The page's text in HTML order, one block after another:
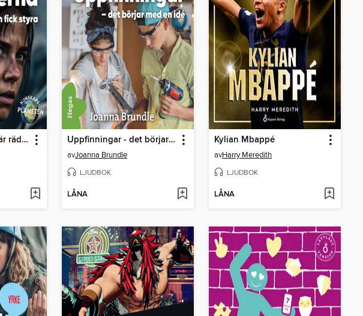
Häxprocesserna - när rädslan fick styra Uppfinningar - det börjar med en idé
avJoanna Brundle
LJUDBOK
LÅNA
Kylian Mbappé
avHarry Meredith
LJUDBOK
LÅNA